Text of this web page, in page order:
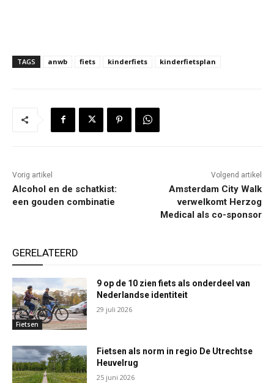
TAGS anwb fiets kinderfiets kinderfietsplan
Vorig artikel
Alcohol en de schatkist:
een gouden combinatie
Volgend artikel
Amsterdam City Walk
verwelkomt Herzog
Medical als co-sponsor
GERELATEERD
Fietsen
9 op de 10 zien fiets als onderdeel van
Nederlandse identiteit
29 juli 2026
Fietsen als norm in regio De Utrechtse
Heuvelrug
25 juni 2026